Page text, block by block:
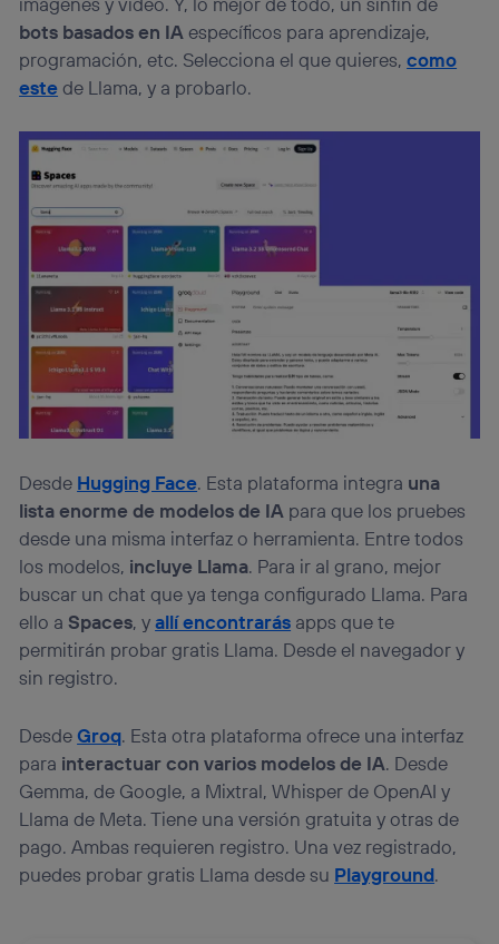
bots basados en IA específicos para aprendizaje,
programación, etc. Selecciona el que quieres,como
estede Llama, y a probarlo.
Desde Hugging Face. Esta plataforma integra una
lista enorme de modelos de IA para que los pruebes
desde una misma interfaz o herramienta. Entre todos
los modelos, incluye Llama. Para ir al grano, mejor
buscar un chat que ya tenga configurado Llama. Para
ello aSpaces, yallí encontrarás apps que te
permitirán probar gratis Llama. Desde el navegador y
sin registro.
DesdeGroq. Esta otra plataforma ofrece una interfaz
para interactuar con varios modelos de IA. Desde
Gemma, de Google, a Mixtral, Whisper de OpenAI y
Llama de Meta. Tiene una versión gratuita y otras de
pago. Ambas requieren registro. Una vez registrado,
puedes probar gratis Llama desde su Playground.